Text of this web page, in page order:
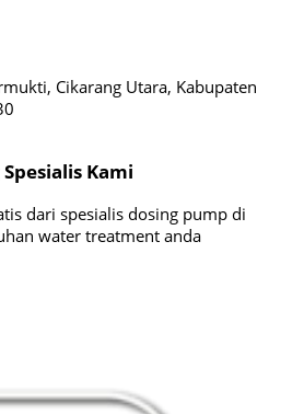
Cikarang Utara, Kabupaten
Kami
dari spesialis dosing pump di
water treatment anda